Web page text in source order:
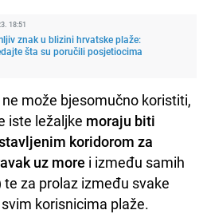
18:51
znak u blizini hrvatske plaže:
šta su poručili posjetiocima
može bjesomučno koristiti,
iste ležaljke moraju biti
koridorom za
uz more i između samih
za prolaz između svake
korisnicima plaže.